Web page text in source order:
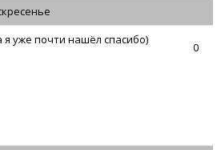
0
я уже почти нашёл спасибо)